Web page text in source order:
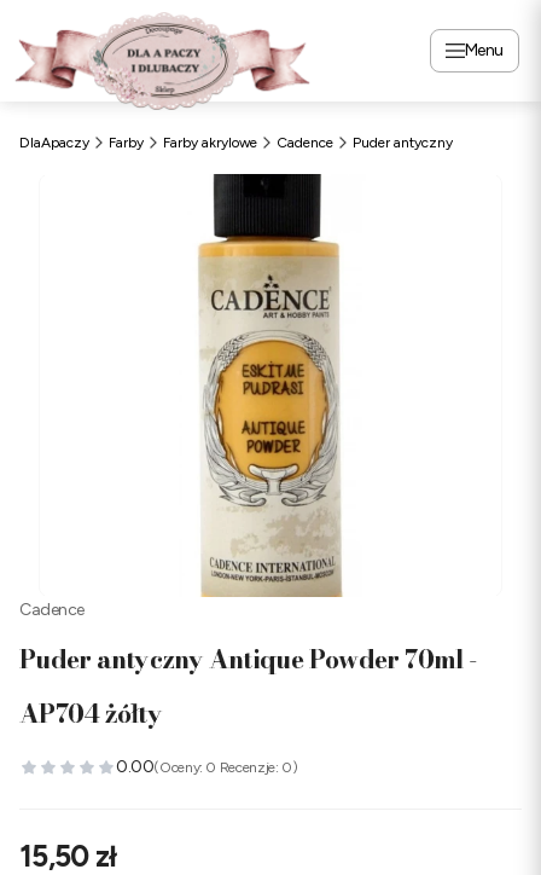
Menu
DlaApaczy Farby Farby akrylowe Cadence Puder antyczny
Cadence
Puder antyczny Antique Powder 70ml -
AP704 żółty
0.00(Oceny: 0 Recenzje: 0)
Cena
15,50 zł